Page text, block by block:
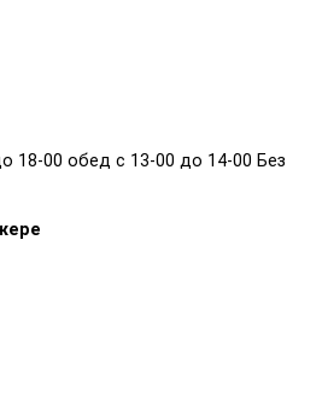
18-00 обед с 13-00 до 14-00 Без